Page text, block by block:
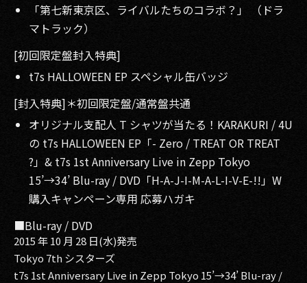
「第七新東京区、ライバルたちのコラボ？」 （ドラ
マトラック）
[初回限定盤封入特典]
t7s HALLOWEEN EP スペシャル缶バッジ
[封入特典]＊初回限定盤/通常盤共通
オリジナル支配人 T シャツが当たる！KARAKURI / 4U
の t7s HALLOWEEN EP「- Zero / TREAT OR TREAT
?」& t7s 1st Anniversary Live in Zepp Tokyo
15’→34’ Blu-ray / DVD「H-A-J-I-M-A-L-I-V-E-!!」W
購入キャンペーン専用 応募ハガキ
■Blu-ray / DVD
2015 年 10 月 28 日(水)発売
Tokyo 7th シスターズ
t7s 1st Anniversary Live in Zepp Tokyo 15’→34’ Blu-ray /